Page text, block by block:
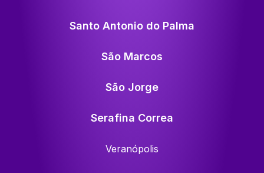
Santo Antonio do Palma
São Marcos
São Jorge
Serafina Correa
Veranópolis